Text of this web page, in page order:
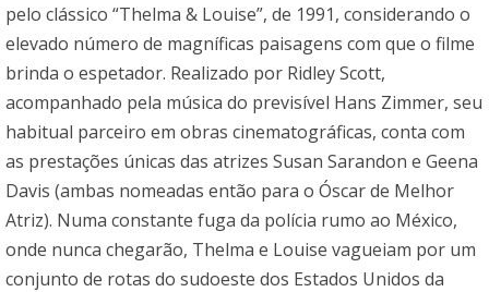
pelo clássico “Thelma & Louise”, de 1991, considerando o
elevado número de magníficas paisagens com que o filme
brinda o espetador. Realizado por Ridley Scott,
acompanhado pela música do previsível Hans Zimmer, seu
habitual parceiro em obras cinematográficas, conta com
as prestações únicas das atrizes Susan Sarandon e Geena
Davis (ambas nomeadas então para o Óscar de Melhor
Atriz). Numa constante fuga da polícia rumo ao México,
onde nunca chegarão, Thelma e Louise vagueiam por um
conjunto de rotas do sudoeste dos Estados Unidos da